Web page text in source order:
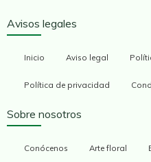
Avisos legales
Inicio Aviso legal
Política de privacidad
Sobre nosotros
Conócenos Arte floral